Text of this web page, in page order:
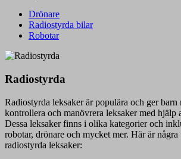
Drönare
Radiostyrda bilar
Robotar
Radiostyrda
Radiostyrda leksaker är populära och ger
kontrollera och manövrera leksaker med hjälp
Dessa leksaker finns i olika kategorier och
robotar, drönare och mycket mer. Här är
radiostyrda leksaker: